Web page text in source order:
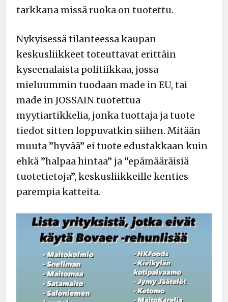
tarkkana missä ruoka on tuotettu.
Nykyisessä tilanteessa kaupan
keskusliikkeet toteuttavat erittäin
kyseenalaista politiikkaa, jossa
mieluummin tuodaan made in EU, tai
made in JOSSAIN tuotettua
myytiartikkelia, jonka tuottaja ja tuote
tiedot sitten loppuvatkin siihen. Mitään
muuta ”hyvää” ei tuote edustakkaan kuin
ehkä ”halpaa hintaa” ja ”epämääräisiä
tuotetietoja”, keskusliikkeille kenties
parempia katteita.